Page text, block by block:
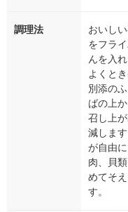
調理法
おいし
をフラ
んを入
よくと
別添の
ばの上
召し上
減しま
が自由
肉、貝
めてそ
す。